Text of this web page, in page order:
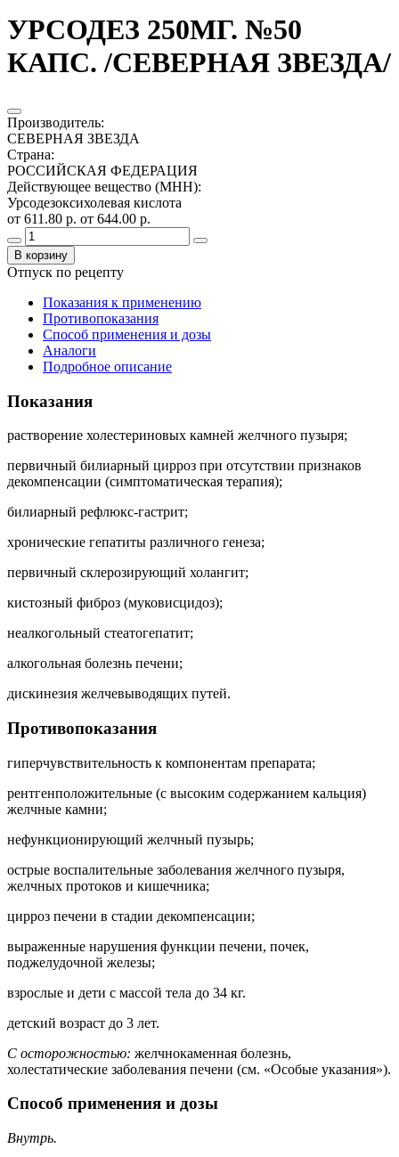
УРСОДЕЗ 250МГ. №50
КАПС. /СЕВЕРНАЯ ЗВЕЗДА/
Производитель:
СЕВЕРНАЯ ЗВЕЗДА
Страна:
РОССИЙСКАЯ ФЕДЕРАЦИЯ
Действующее вещество (МНН):
Урсодезоксихолевая кислота
от 611.80 р. от 644.00 р.
В корзину
Отпуск по рецепту
Показания к применению
Противопоказания
Способ применения и дозы
Аналоги
Подробное описание
Показания
растворение холестериновых камней желчного пузыря;
первичный билиарный цирроз при отсутствии признаков
декомпенсации (симптоматическая терапия);
билиарный рефлюкс-гастрит;
хронические гепатиты различного генеза;
первичный склерозирующий холангит;
кистозный фиброз (муковисцидоз);
неалкогольный стеатогепатит;
алкогольная болезнь печени;
дискинезия желчевыводящих путей.
Противопоказания
гиперчувствительность к компонентам препарата;
рентгенположительные (с высоким содержанием кальция)
желчные камни;
нефункционирующий желчный пузырь;
острые воспалительные заболевания желчного пузыря,
желчных протоков и кишечника;
цирроз печени в стадии декомпенсации;
выраженные нарушения функции печени, почек,
поджелудочной железы;
взрослые и дети с массой тела до 34 кг.
детский возраст до 3 лет.
С осторожностью: желчнокаменная болезнь,
холестатические заболевания печени (см. «Особые указания»).
Способ применения и дозы
Внутрь.